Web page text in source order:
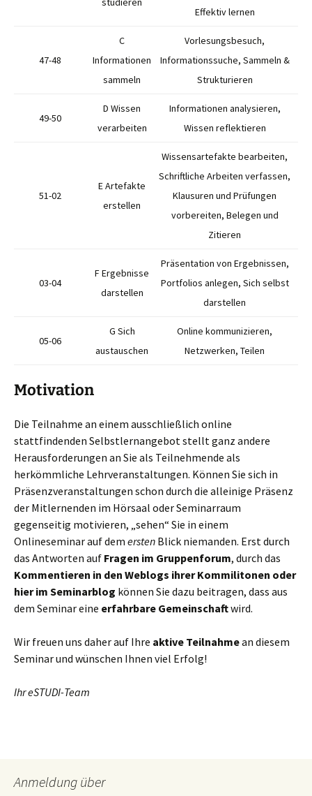
Effektiv lernen
47-48
C
Informationen
sammeln
Vorlesungsbesuch,
Informationssuche, Sammeln &
Strukturieren
49-50
D Wissen
verarbeiten
Informationen analysieren,
Wissen reflektieren
51-02
E Artefakte
erstellen
Wissensartefakte bearbeiten,
Schriftliche Arbeiten verfassen,
Klausuren und Prüfungen
vorbereiten, Belegen und
Zitieren
03-04
F Ergebnisse
darstellen
Präsentation von Ergebnissen,
Portfolios anlegen, Sich selbst
darstellen
05-06
G Sich
austauschen
Online kommunizieren,
Netzwerken, Teilen
Motivation
Die Teilnahme an einem ausschließlich online
stattfindenden Selbstlernangebot stellt ganz andere
Herausforderungen an Sie als Teilnehmende als
herkömmliche Lehrveranstaltungen. Können Sie sich in
Präsenzveranstaltungen schon durch die alleinige Präsenz
der Mitlernenden im Hörsaal oder Seminarraum
gegenseitig motivieren, „sehen“ Sie in einem
Onlineseminar auf dem ersten Blick niemanden. Erst durch
das Antworten auf Fragen im Gruppenforum, durch das
Kommentieren in den Weblogs ihrer Kommilitonen oder
hier im Seminarblog können Sie dazu beitragen, dass aus
dem Seminar eine erfahrbare Gemeinschaftwird.
Wir freuen uns daher auf Ihre aktive Teilnahmean diesem
Seminar und wünschen Ihnen viel Erfolg!
Ihr eSTUDI-Team
Anmeldung über